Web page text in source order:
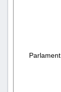
Parlament